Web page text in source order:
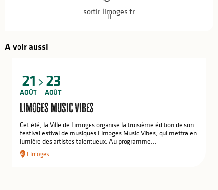
sortir.limoges.fr
A voir aussi
21
AOÛT
23
AOÛT
Limoges Music Vibes
Cet été, la Ville de Limoges organise la troisième édition de son
festival estival de musiques Limoges Music Vibes, qui mettra en
lumière des artistes talentueux. Au programme...
Limoges